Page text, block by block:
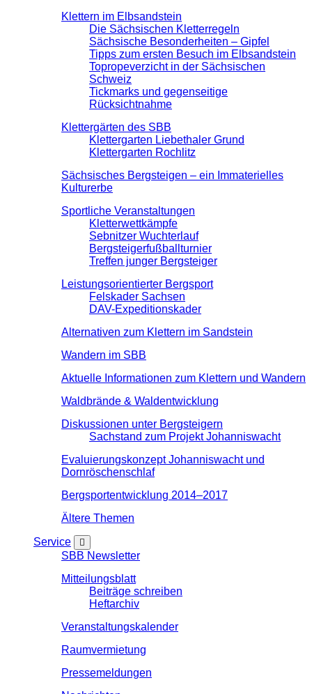
Klettern im Elbsandstein
Die Sächsischen Kletterregeln
Sächsische Besonderheiten – Gipfel
Tipps zum ersten Besuch im Elbsandstein
Topropeverzicht in der Sächsischen
Schweiz
Tickmarks und gegenseitige
Rücksichtnahme
Klettergärten des SBB
Klettergarten Liebethaler Grund
Klettergarten Rochlitz
Sächsisches Bergsteigen – ein Immaterielles
Kulturerbe
Sportliche Veranstaltungen
Kletterwettkämpfe
Sebnitzer Wuchterlauf
Bergsteigerfußballturnier
Treffen junger Bergsteiger
Leistungsorientierter Bergsport
Felskader Sachsen
DAV-Expeditionskader
Alternativen zum Klettern im Sandstein
Wandern im SBB
Aktuelle Informationen zum Klettern und Wandern
Waldbrände & Waldentwicklung
Diskussionen unter Bergsteigern
Sachstand zum Projekt Johanniswacht
Evaluierungskonzept Johanniswacht und
Dornröschenschlaf
Bergsportentwicklung 2014–2017
Ältere Themen
Service
SBB Newsletter
Mitteilungsblatt
Beiträge schreiben
Heftarchiv
Veranstaltungskalender
Raumvermietung
Pressemeldungen